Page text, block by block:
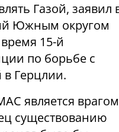
Газой, заявил
Южным округом
15-й
по борьбе с
Герцлии.
является врагом
существованию